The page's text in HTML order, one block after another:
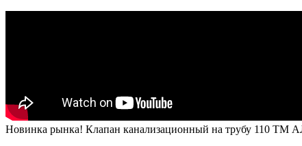
Новинка рынка! Клапан канализационный на трубу 110 ТМ